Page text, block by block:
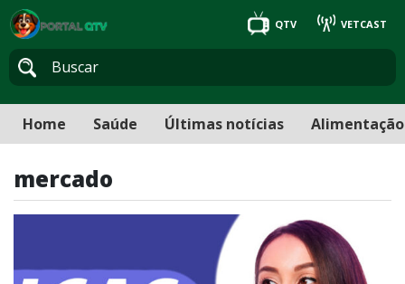
QTV VETCAST
Home Saúde Últimas notícias Alimentação
mercado